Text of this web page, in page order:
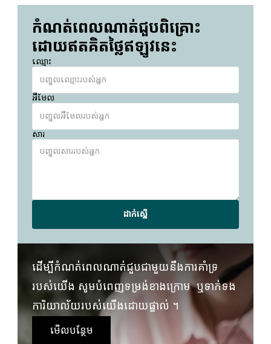
កំណត់ពេលណាត់ជួបពិគ្រោះ
ដោយឥតគិតថ្លៃឥឡូវនេះ
ឈ្មោះ
អ៊ីមែល
សារ
ដាក់ស្នើ
ដើម្បីកំណត់ពេលណាត់ជួបជាមួយនឹងការគាំទ្រ
របស់យើង សូមបំពេញទម្រង់ខាងក្រោម  ឬទាក់ទង
ការិយាល័យរបស់យើងដោយផ្ទាល់ ។
មើលបន្ថែម